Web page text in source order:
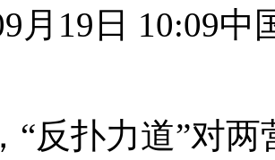
月19日 10:09中
“反扑力道”对